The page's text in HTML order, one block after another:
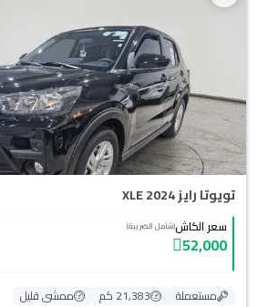
تويوتا رايز XLE 2024
سعر الكاش(شامل الضريبة)
52,000
مستعملة 21,383 كم
ممشى قليل